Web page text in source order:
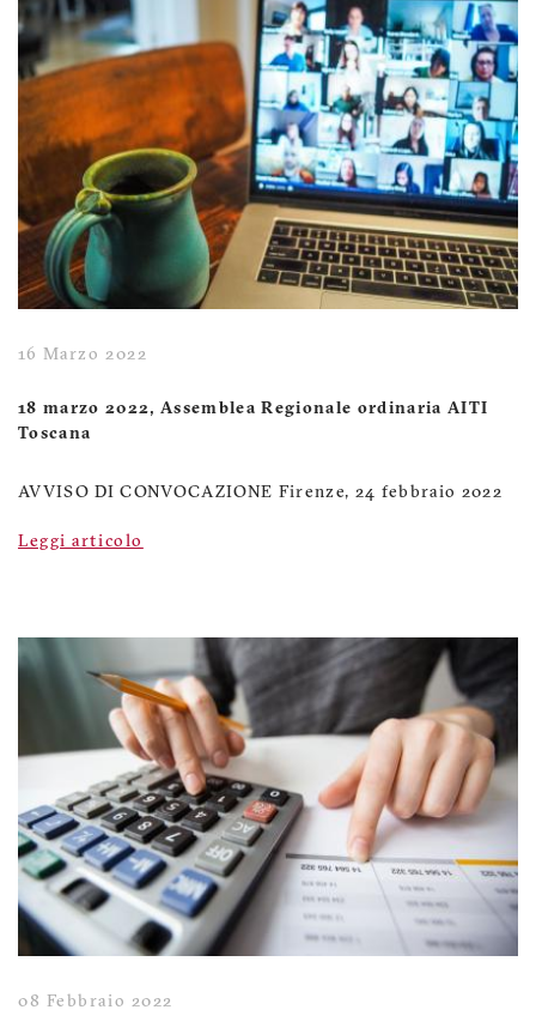
16 Marzo 2022
18 marzo 2022, Assemblea Regionale ordinaria AITI
Toscana
AVVISO DI CONVOCAZIONE Firenze, 24 febbraio 2022
Leggi articolo
08 Febbraio 2022